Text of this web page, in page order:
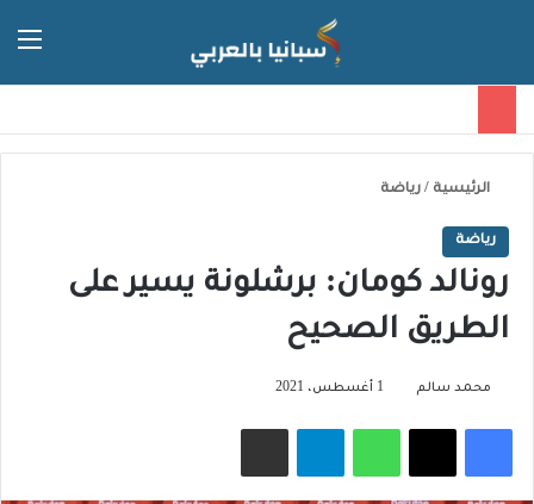
الرئيسية / رياضة
رياضة
رونالد كومان: برشلونة يسير على
الطريق الصحيح
محمد سالم 1 أغسطس، 2021
فيسبوك‫X واتساب تيلقرام مشاركة عبر البريد